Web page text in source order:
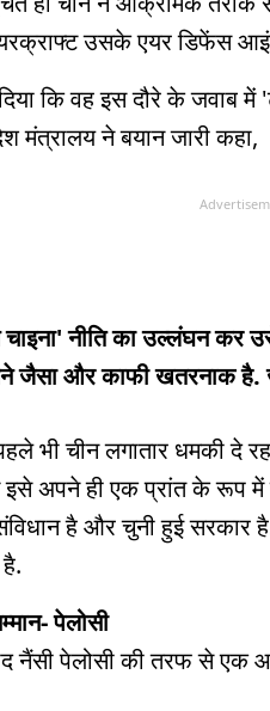
उसके एयर डिफेंस
कि वह इस दौरे के जवाब में
मंत्रालय ने बयान जारी कहा,
चाइना' नीति का उल्लंघन
और काफी खतरनाक है.
भी चीन लगातार धमकी दे
अपने ही एक प्रांत के रूप में
है और चुनी हुई
पेलोसी
नैंसी पेलोसी की तरफ से एक